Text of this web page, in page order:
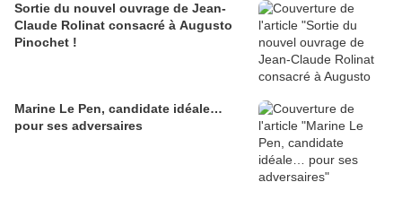
Sortie du nouvel ouvrage de Jean-
Claude Rolinat consacré à Augusto
Pinochet !
Marine Le Pen, candidate idéale…
pour ses adversaires